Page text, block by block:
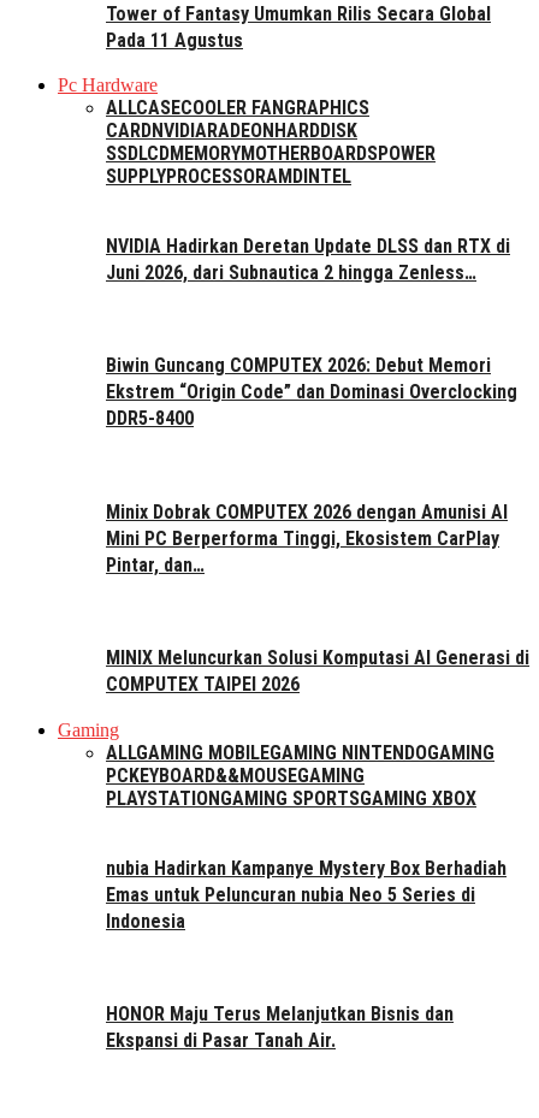
Tower of Fantasy Umumkan Rilis Secara Global
Pada 11 Agustus
Pc Hardware
ALLCASECOOLER FAN GRAPHICS
CARDNVIDIARADEON HARDDISK
SSDLCDMEMORYMOTHERBOARDSPOWER
SUPPLYPROCESSORAMD INTEL
NVIDIA Hadirkan Deretan Update DLSS dan RTX di
Juni 2026, dari Subnautica 2 hingga Zenless…
Biwin Guncang COMPUTEX 2026: Debut Memori
Ekstrem “Origin Code” dan Dominasi Overclocking
DDR5-8400
Minix Dobrak COMPUTEX 2026 dengan Amunisi AI
Mini PC Berperforma Tinggi, Ekosistem CarPlay
Pintar, dan…
MINIX Meluncurkan Solusi Komputasi AI Generasi di
COMPUTEX TAIPEI 2026
Gaming
ALLGAMING MOBILEGAMING NINTENDOGAMING
PCKEYBOARD&&MOUSEGAMING
PLAYSTATIONGAMING SPORTSGAMING XBOX
nubia Hadirkan Kampanye Mystery Box Berhadiah
Emas untuk Peluncuran nubia Neo 5 Series di
Indonesia
HONOR Maju Terus Melanjutkan Bisnis dan
Ekspansi di Pasar Tanah Air.